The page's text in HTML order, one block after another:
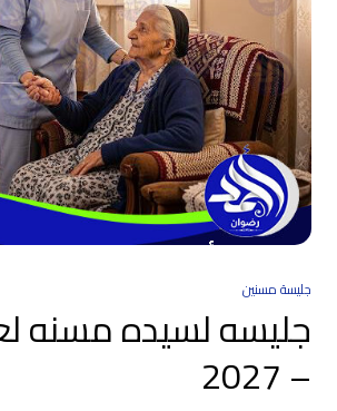
جليسة مسنين
– 2027